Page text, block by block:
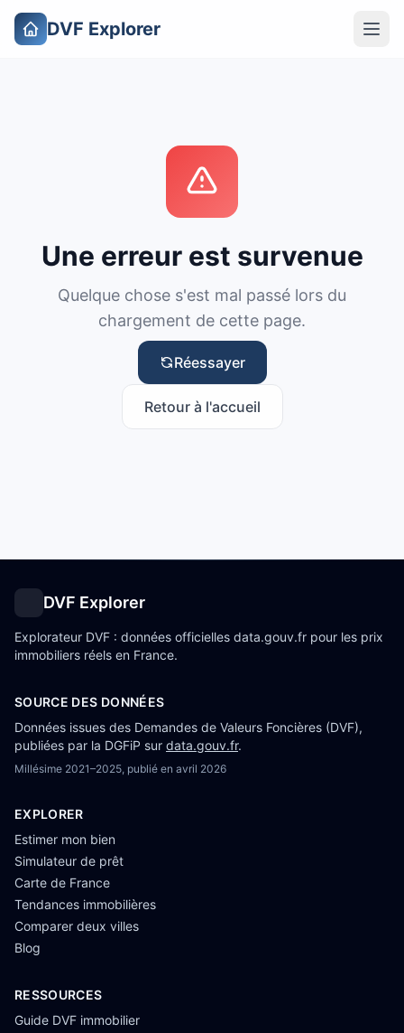
DVF Explorer
Une erreur est survenue
Quelque chose s'est mal passé lors du
chargement de cette page.
Réessayer
Retour à l'accueil
DVF Explorer
Explorateur DVF : données officielles data.gouv.fr pour les prix
immobiliers réels en France.
SOURCE DES DONNÉES
Données issues des Demandes de Valeurs Foncières (DVF),
publiées par la DGFiP sur data.gouv.fr.
Millésime 2021–2025, publié en avril 2026
EXPLORER
Estimer mon bien
Simulateur de prêt
Carte de France
Tendances immobilières
Comparer deux villes
Blog
RESSOURCES
Guide DVF immobilier